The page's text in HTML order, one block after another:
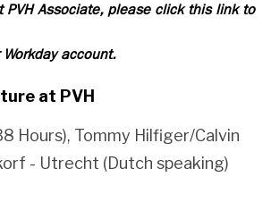
PVH Associate, please click this link to
account.
at PVH
Hours), Tommy Hilfiger/Calvin
- Utrecht (Dutch speaking)